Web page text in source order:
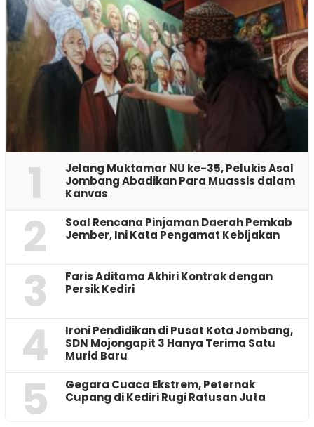
1
Jelang Muktamar NU ke-35, Pelukis Asal
Jombang Abadikan Para Muassis dalam
Kanvas
2
‎Soal Rencana Pinjaman Daerah Pemkab
Jember, Ini Kata Pengamat Kebijakan ‎
3
Faris Aditama Akhiri Kontrak dengan
Persik Kediri
4
Ironi Pendidikan di Pusat Kota Jombang,
SDN Mojongapit 3 Hanya Terima Satu
Murid Baru
5
‎Gegara Cuaca Ekstrem, Peternak
Cupang di Kediri Rugi Ratusan Juta